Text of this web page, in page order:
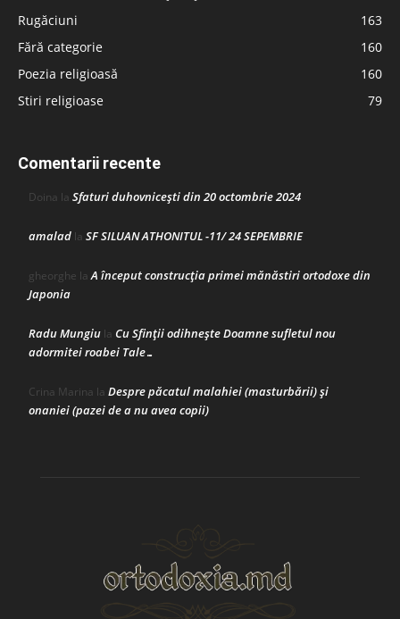
Rugăciuni
163
Fără categorie
160
Poezia religioasă
160
Stiri religioase
79
Comentarii recente
Doina la Sfaturi duhovnicești din 20 octombrie 2024
amalad la SF SILUAN ATHONITUL -11/ 24 SEPEMBRIE
gheorghe laA început construcţia primei mănăstiri ortodoxe din
Japonia
Radu Mungiu la Cu Sfinții odihnește Doamne sufletul nou
adormitei roabei Tale…
Crina Marina la Despre păcatul malahiei (masturbării) şi
onaniei (pazei de a nu avea copii)